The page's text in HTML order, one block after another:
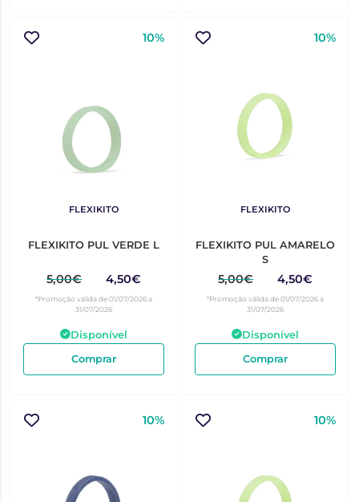
10%
FLEXIKITO
FLEXIKITO PUL VERDE L
5,00€ 4,50€
*Promoção válida de 01/07/2026 a
31/07/2026
Disponível
Comprar
10%
FLEXIKITO
FLEXIKITO PUL AMARELO
S
5,00€ 4,50€
*Promoção válida de 01/07/2026 a
31/07/2026
Disponível
Comprar
10% 10%